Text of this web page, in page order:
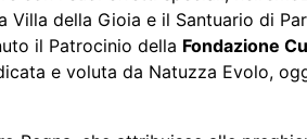
Villa della Gioia e il Santuario di
il Patrocinio della Fondazione
e voluta da Natuzza Evolo,